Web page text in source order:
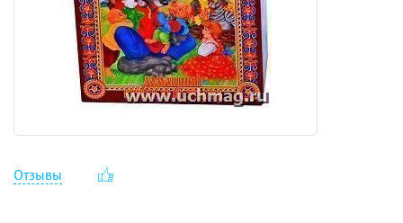
Отзывы